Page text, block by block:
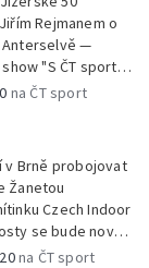
Rejmanem o
Anterselvě —
"S ČT sport
nejzajímavější
na ČT sport
v Brně probojovat
Žanetou
Czech Indoor
se bude nově
— Upoutávka
na ČT sport